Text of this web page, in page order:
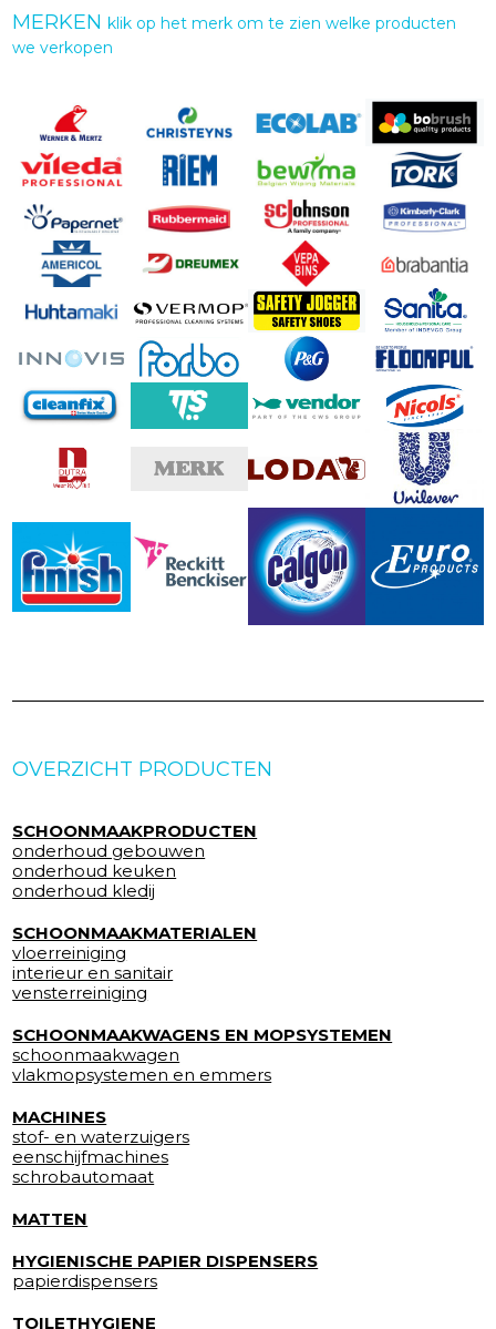
MERKENklik op het merk om te zien welke producten
we verkopen
OVERZICHT PRODUCTEN
SCHOONMAAKPRODUCTEN
onderhoud gebouwen
onderhoud keuken
onderhoud kledij
SCHOONMAAKMATERIALEN
vloerreiniging
interieur en sanitair
vensterreiniging
SCHOONMAAKWAGENS EN MOPSYSTEMEN
schoonmaakwagen
vlakmopsystemen en emmers
MACHINES
stof- en waterzuigers
eenschijfmachines
schrobautomaat
MATTEN
HYGIENISCHE PAPIER DISPENSERS
papierdispensers
TOILETHYGIENE